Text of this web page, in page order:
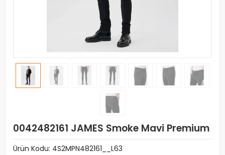
0042482161 JAMES Smoke Mavi Premium
Ürün Kodu: 4S2MPN482161__L63